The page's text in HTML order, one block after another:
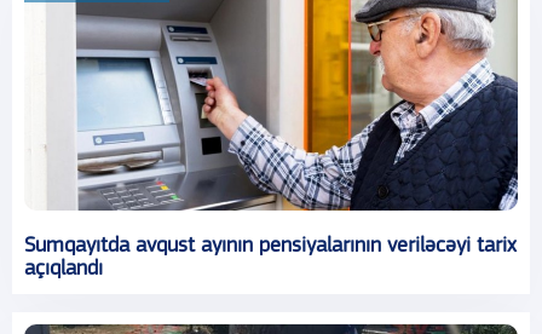
Sumqayıtda avqust ayının pensiyalarının veriləcəyi tarix
açıqlandı